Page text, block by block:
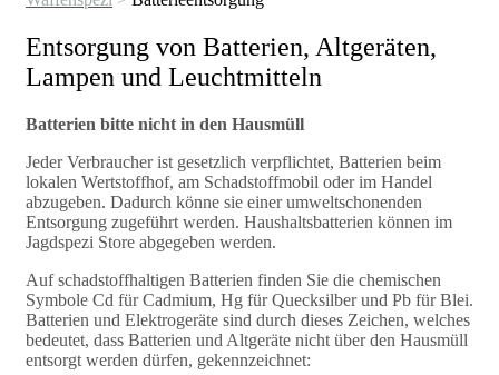
Entsorgung von Batterien, Altgeräten,
Lampen und Leuchtmitteln
Batterien bitte nicht in den Hausmüll
Jeder Verbraucher ist gesetzlich verpflichtet, Batterien beim
lokalen Wertstoffhof, am Schadstoffmobil oder im Handel
abzugeben. Dadurch könne sie einer umweltschonenden
Entsorgung zugeführt werden. Haushaltsbatterien können im
Jagdspezi Store abgegeben werden.
Auf schadstoffhaltigen Batterien finden Sie die chemischen
Symbole Cd für Cadmium, Hg für Quecksilber und Pb für Blei.
Batterien und Elektrogeräte sind durch dieses Zeichen, welches
bedeutet, dass Batterien und Altgeräte nicht über den Hausmüll
entsorgt werden dürfen, gekennzeichnet: